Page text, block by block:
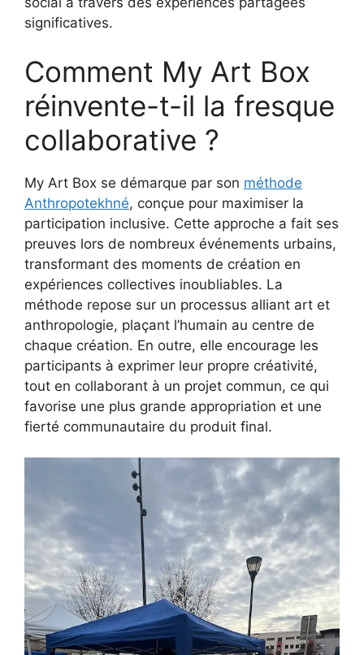
significatives.
Comment My Art Box
réinvente-t-il la fresque
collaborative ?
My Art Box se démarque par son méthode
Anthropotekhné, conçue pour maximiser la
participation inclusive. Cette approche a fait ses
preuves lors de nombreux événements urbains,
transformant des moments de création en
expériences collectives inoubliables. La
méthode repose sur un processus alliant art et
anthropologie, plaçant l’humain au centre de
chaque création. En outre, elle encourage les
participants à exprimer leur propre créativité,
tout en collaborant à un projet commun, ce qui
favorise une plus grande appropriation et une
fierté communautaire du produit final.